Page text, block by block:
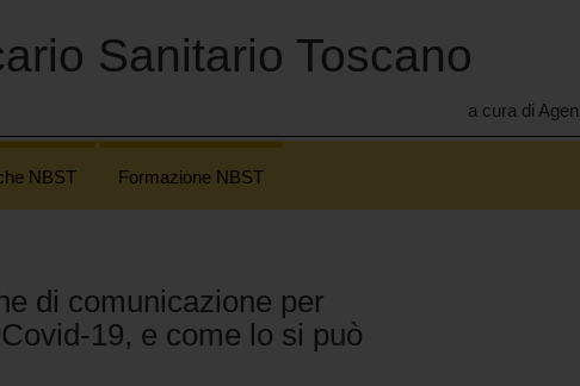
Sanitario Toscano
a cura di
NBST Formazione NBST
di comunicazione per
19, e come lo si può